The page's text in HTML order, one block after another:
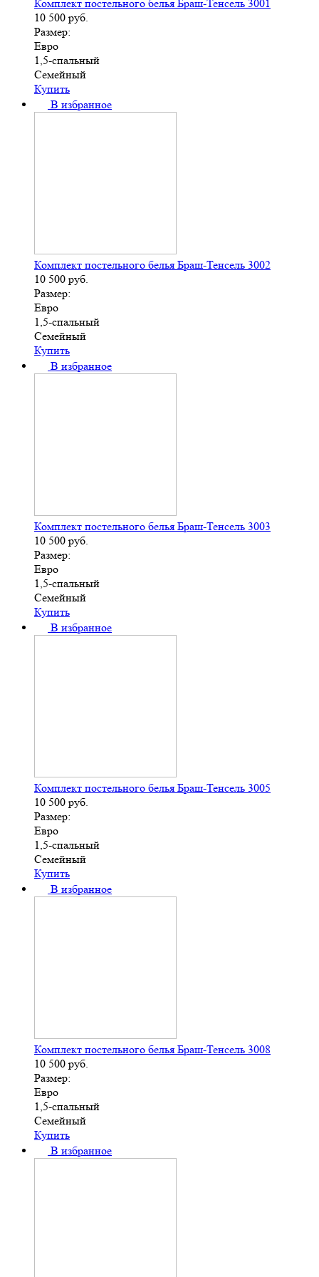
Комплект постельного белья Браш-Тенсель 3001
10 500 руб.
Размер:
Евро
1,5-спальный
Семейный
Купить
В избранное
Комплект постельного белья Браш-Тенсель 3002
10 500 руб.
Размер:
Евро
1,5-спальный
Семейный
Купить
В избранное
Комплект постельного белья Браш-Тенсель 3003
10 500 руб.
Размер:
Евро
1,5-спальный
Семейный
Купить
В избранное
Комплект постельного белья Браш-Тенсель 3005
10 500 руб.
Размер:
Евро
1,5-спальный
Семейный
Купить
В избранное
Комплект постельного белья Браш-Тенсель 3008
10 500 руб.
Размер:
Евро
1,5-спальный
Семейный
Купить
В избранное